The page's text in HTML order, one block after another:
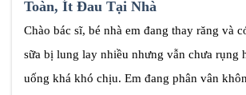
Toàn, Ít Đau Tại Nhà
Chào bác sĩ, bé nhà em đang thay răng và
sữa bị lung lay nhiều nhưng vẫn chưa rụng
uống khá khó chịu. Em đang phân vân